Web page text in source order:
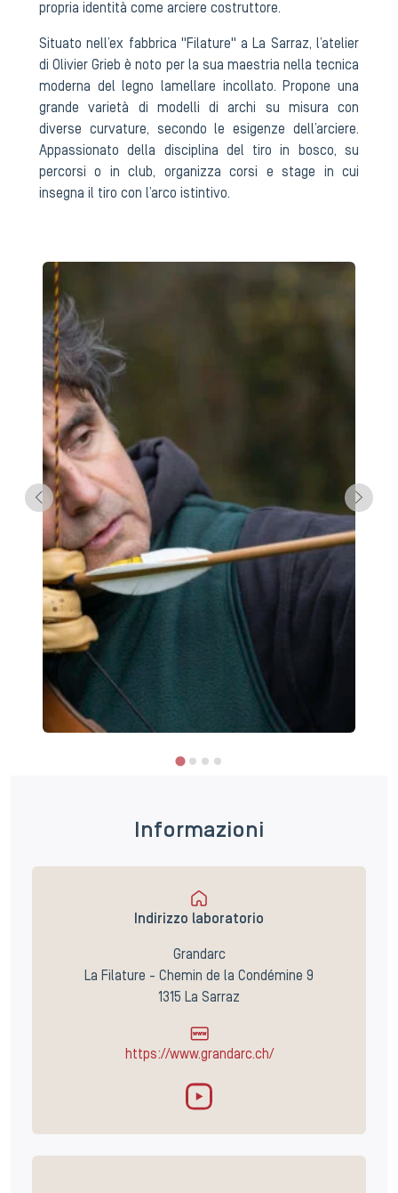
propria identità come arciere costruttore.
Situato nell’ex fabbrica "Filature" a La Sarraz, l’atelier
di Olivier Grieb è noto per la sua maestria nella tecnica
moderna del legno lamellare incollato. Propone una
grande varietà di modelli di archi su misura con
diverse curvature, secondo le esigenze dell’arciere.
Appassionato della disciplina del tiro in bosco, su
percorsi o in club, organizza corsi e stage in cui
insegna il tiro con l’arco istintivo.
Informazioni
Indirizzo laboratorio
Grandarc
La Filature - Chemin de la Condémine 9
1315 La Sarraz
https://www.grandarc.ch/